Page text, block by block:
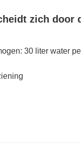
zich door
30 liter water